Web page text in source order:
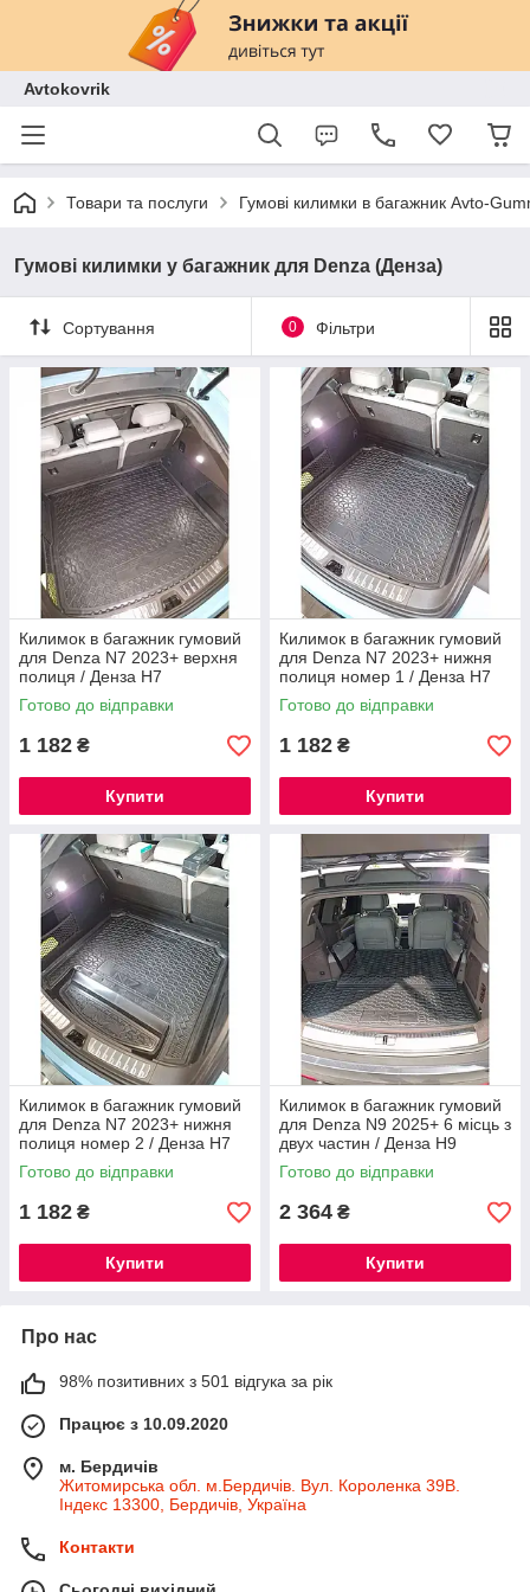
Avtokovrik
Товари та послуги Гумові килимки в багажник Avto-
Гумові килимки у багажник для Denza (Денза)
Сортування 0 Фільтри
Килимок в багажник гумовий
для Denza N7 2023+ верхня
полиця / Денза Н7
автокилимки в багажник
автогум
Готово до відправки
1 182 ₴
Купити
Килимок в багажник гумовий
для Denza N7 2023+ нижня
полиця номер 1 / Денза Н7
автокилимки в багажник
автогум
Готово до відправки
1 182 ₴
Купити
Килимок в багажник гумовий
для Denza N7 2023+ нижня
полиця номер 2 / Денза Н7
автокилимки в багажник
автогум
Готово до відправки
1 182 ₴
Купити
Килимок в багажник гумовий
для Denza N9 2025+ 6 місць з
двух частин / Денза Н9
автокилимки в багажник
автогум
Готово до відправки
2 364 ₴
Купити
Про нас
98% позитивних з 501 відгука за рік
Працює з 10.09.2020
м. Бердичів
Житомирська обл. м.Бердичів. Вул. Короленка 39В.
Індекс 13300, Бердичів, Україна
Контакти